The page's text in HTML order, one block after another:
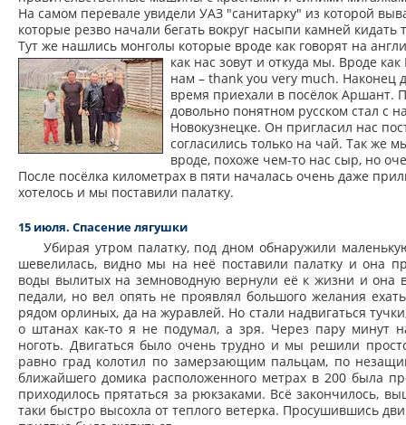
На самом перевале увидели УАЗ "санитарку" из которой
которые резво начали бегать вокруг насыпи камней
Тут же нашлись монголы которые вроде как говорят на
как нас зовут и откуда мы. Вроде
нам – thank you very much. Наконец
время приехали в посёлок Аршант.
довольно понятном русском стал с
Новокузнецке. Он пригласил нас
согласились только на чай. Так же
вроде, похоже чем-то нас сыр, но
После посёлка километрах в пяти началась очень даже
хотелось и мы поставили палатку.
15 июля. Cпасение лягушки
Убирая утром палатку, под дном обнаружили
шевелилась, видно мы на неё поставили палатку и она
воды вылитых на земноводную вернули её к жизни и она
педали, но вел опять не проявлял большого желания
рядом орлиных, да на журавлей. Но стали надвигаться
о штанах как-то я не подумал, а зря. Через пару минут
ноготь. Двигаться было очень трудно и мы решили
равно град колотил по замерзающим пальцам, по
ближайшего домика расположенного метрах в 200 была
приходилось прятаться за рюкзаками. Всё закончилось,
таки быстро высохла от теплого ветерка. Просушившись